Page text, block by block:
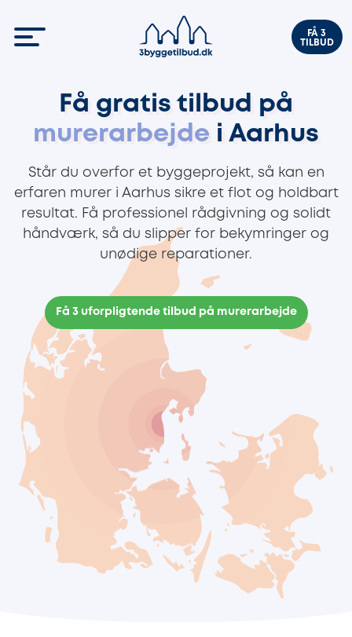
FÅ 3
TILBUD
Få gratis tilbud på
murerarbejde i Aarhus
Står du overfor et byggeprojekt, så kan en
erfaren murer i Aarhus sikre et flot og holdbart
resultat. Få professionel rådgivning og solidt
håndværk, så du slipper for bekymringer og
unødige reparationer.
Få 3 uforpligtende tilbud på murerarbejde